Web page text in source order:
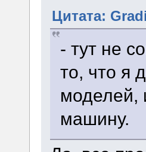
Цитата:
- тут не
то, что я
моделей,
машину.